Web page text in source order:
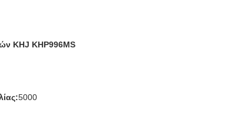
KHJ KHP996MS
5000